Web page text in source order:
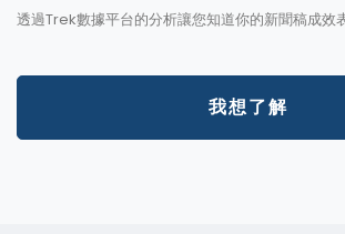
透過Trek數據平台的分析讓您知道你的新聞稿成效
我想了解